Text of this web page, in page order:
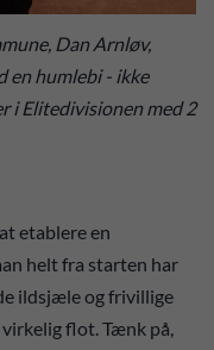
Dan Arnløv,
en humlebi - ikke
i Elitedivisionen med 2
etablere en
helt fra starten har
ildsjæle og frivillige
flot. Tænk på,